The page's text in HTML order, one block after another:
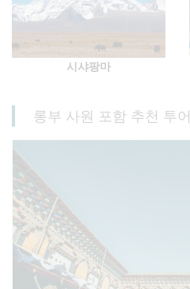
시샤팡마
롱부 사원 포함 추천 투어